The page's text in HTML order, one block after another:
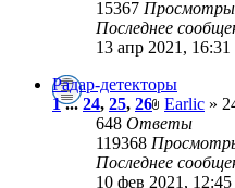
15367 Просмотры
Последнее
13 апр 2021, 16:31
Радар-детекторы
1...24, 25, 26 Earlic »
648 Ответы
119368
Последнее
10 фев 2021, 12:45